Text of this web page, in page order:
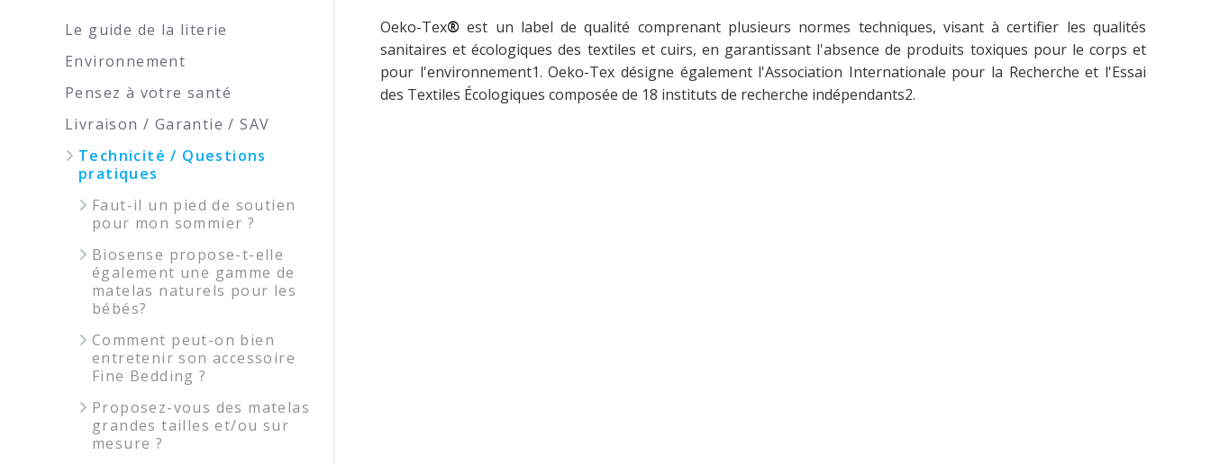
Le guide de la literie
Environnement
Pensez à votre santé
Livraison / Garantie / SAV
Technicité / Questions
pratiques
Faut-il un pied de soutien
pour mon sommier ?
Biosense propose-t-elle
également une gamme de
matelas naturels pour les
bébés?
Comment peut-on bien
entretenir son accessoire
Fine Bedding ?
Proposez-vous des matelas
grandes tailles et/ou sur
mesure ?
Oeko-Tex® est un label de qualité comprenant plusieurs normes techniques, visant à certifier les qualités
sanitaires et écologiques des textiles et cuirs, en garantissant l'absence de produits toxiques pour le corps et
pour l'environnement1. Oeko-Tex désigne également l'Association Internationale pour la Recherche et l'Essai
des Textiles Écologiques composée de 18 instituts de recherche indépendants2.